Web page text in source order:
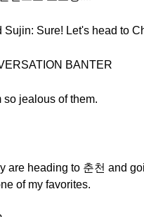
Sujin: Sure! Let's head to
BANTER
so jealous of them.
are heading to 춘천 and
of my favorites.